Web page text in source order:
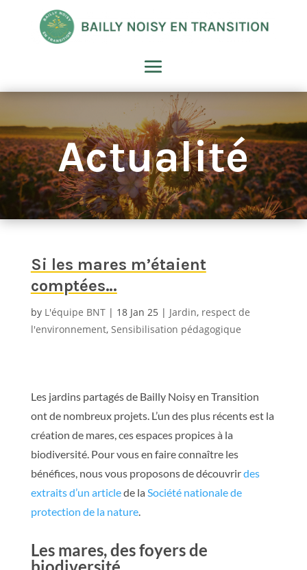
Actualité
Si les mares m’étaient
comptées…
by L'équipe BNT 18 Jan 25 Jardin, respect de
l'environnement, Sensibilisation pédagogique
Les jardins partagés de Bailly Noisy en Transition
ont de nombreux projets. L’un des plus récents est la
création de mares, ces espaces propices à la
biodiversité. Pour vous en faire connaître les
bénéfices, nous vous proposons de découvrirdes
extraits d’un articlede la Société nationale de
protection de la nature.
Les mares, des foyers de